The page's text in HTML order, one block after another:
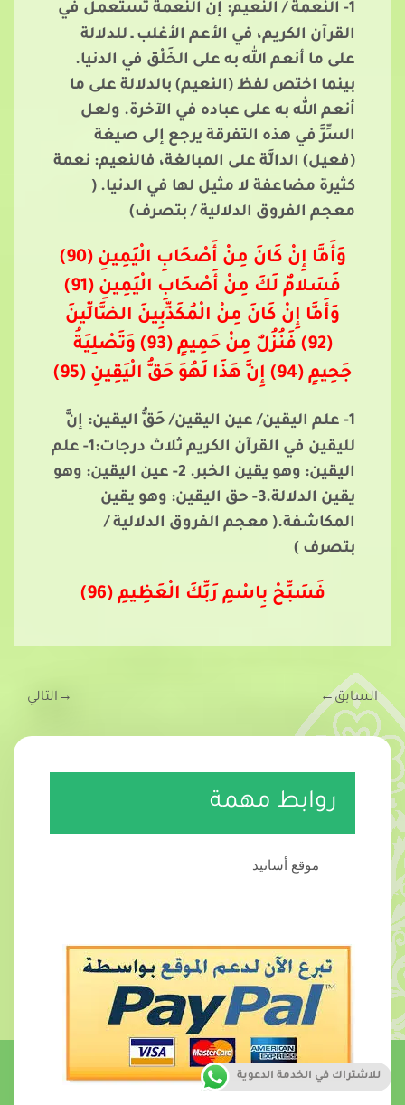
1- النعمة / النعيم:
إن النعمة تستعمل في
القرآن الكريم، في الأعم الأغلب ـ للدلالة
على ما أنعم الله به على الخَلْق في الدنيا.
بينما اختص لفظ (النعيم) بالدلالة على ما
أنعم الله به على عباده في الآخرة. ولعل
السِّرَّ في هذه التفرقة يرجع إلى صيغة
(فعيل) الدالَّة على المبالغة، فالنعيم: نعمة
كثيرة مضاعفة لا مثيل لها في الدنيا. (
معجم الفروق الدلالية / بتصرف)
وَأَمَّا إِنْ كَانَ مِنْ أَصْحَابِ الْيَمِينِ (90)
فَسَلامٌ لَكَ مِنْ أَصْحَابِ الْيَمِينِ (91)
وَأَمَّا إِنْ كَانَ مِنْ الْمُكَذِّبِينَ الضَّالِّينَ
(92) فَنُزُلٌ مِنْ حَمِيمٍ (93) وَتَصْلِيَةُ
جَحِيمٍ (94) إِنَّ هَذَا لَهُوَ حَقُّ الْيَقِينِ (95)
1- علم اليقين/ عين اليقين/ حَقُّ اليقين:
إنَّ
لليقين في القرآن الكريم ثلاث درجات:1- علم
اليقين: وهو يقين الخبر. 2- عين اليقين: وهو
يقين الدلالة.3- حق اليقين: وهو يقين
المكاشفة.( معجم الفروق الدلالية /
بتصرف )
فَسَبِّحْ بِاسْمِ رَبِّكَ الْعَظِيمِ (96)
السابق←
→ التالي
روابط مهمة
موقع أسانيد
للاشتراك في الخدمة الدعوية